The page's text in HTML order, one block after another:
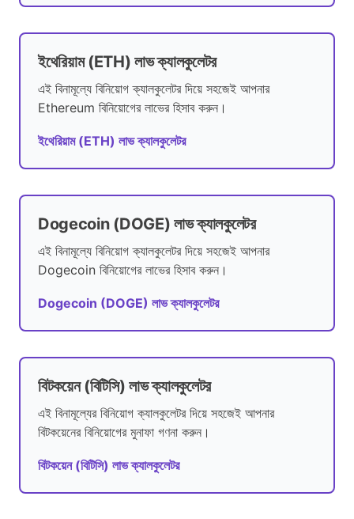
ইথেরিয়াম (ETH) লাভ ক্যালকুলেটর
এই বিনামূল্যে বিনিয়োগ ক্যালকুলেটর দিয়ে সহজেই আপনার
Ethereum বিনিয়োগের লাভের হিসাব করুন।
ইথেরিয়াম (ETH) লাভ ক্যালকুলেটর
Dogecoin (DOGE) লাভ ক্যালকুলেটর
এই বিনামূল্যে বিনিয়োগ ক্যালকুলেটর দিয়ে সহজেই আপনার
Dogecoin বিনিয়োগের লাভের হিসাব করুন।
Dogecoin (DOGE) লাভ ক্যালকুলেটর
বিটকয়েন (বিটিসি) লাভ ক্যালকুলেটর
এই বিনামূল্যের বিনিয়োগ ক্যালকুলেটর দিয়ে সহজেই আপনার
বিটকয়েনের বিনিয়োগের মুনাফা গণনা করুন।
বিটকয়েন (বিটিসি) লাভ ক্যালকুলেটর